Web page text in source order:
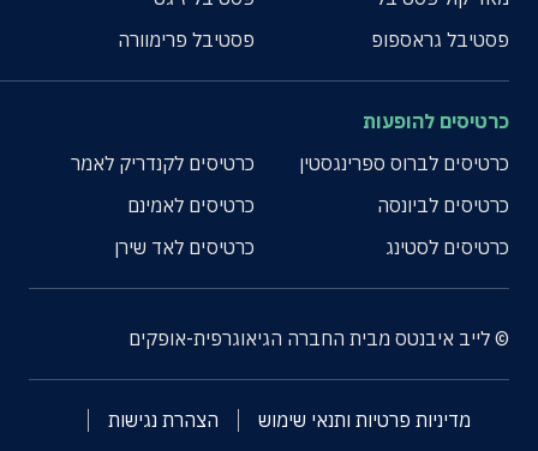
פסטיבל גראספופ
פסטיבל פרימוורה
כרטיסים להופעות
כרטיסים לברוס ספרינגסטין
כרטיסים לקנדריק לאמר
כרטיסים לביונסה
כרטיסים לאמינם
כרטיסים לסטינג
כרטיסים לאד שירן
© לייב איבנטס מבית החברה הגיאוגרפית-אופקים
מדיניות פרטיות ותנאי שימוש
הצהרת נגישות